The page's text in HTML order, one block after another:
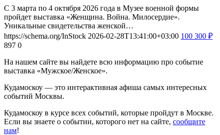
С 3 марта по 4 октября 2026 года в Музее военной формы
пройдет выставка «Женщина. Война. Милосердие».
Уникальные свидетельства женской…
https://schema.org/InStock 2026-02-28T13:41:00+03:00 100 300 ₽
897 0
На нашем сайте вы найдете всю информацию про событие
выставка «Мужское/Женское».
Кудамоскоу — это интерактивная афиша самых интересных
событий Москвы.
Кудамоскоу в курсе всех событий, которые пройдут в Москве.
Если вы знаете о событии, которого нет на сайте, сообщите
нам!